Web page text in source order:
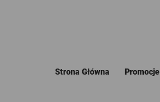
Strona Główna Promocje